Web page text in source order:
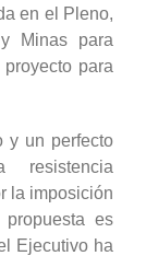
en el Pleno,
Minas para
para
y un perfecto
resistencia
la imposición
es
Ejecutivo ha